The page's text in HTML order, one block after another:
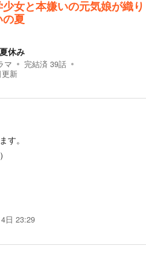
女と本嫌いの元気娘が織り
夏
休み
マ 完結済 39話
更新
す。
日 23:29